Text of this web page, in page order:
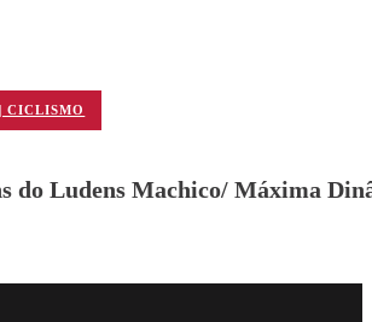
CICLISMO
do Ludens Machico/ Máxima